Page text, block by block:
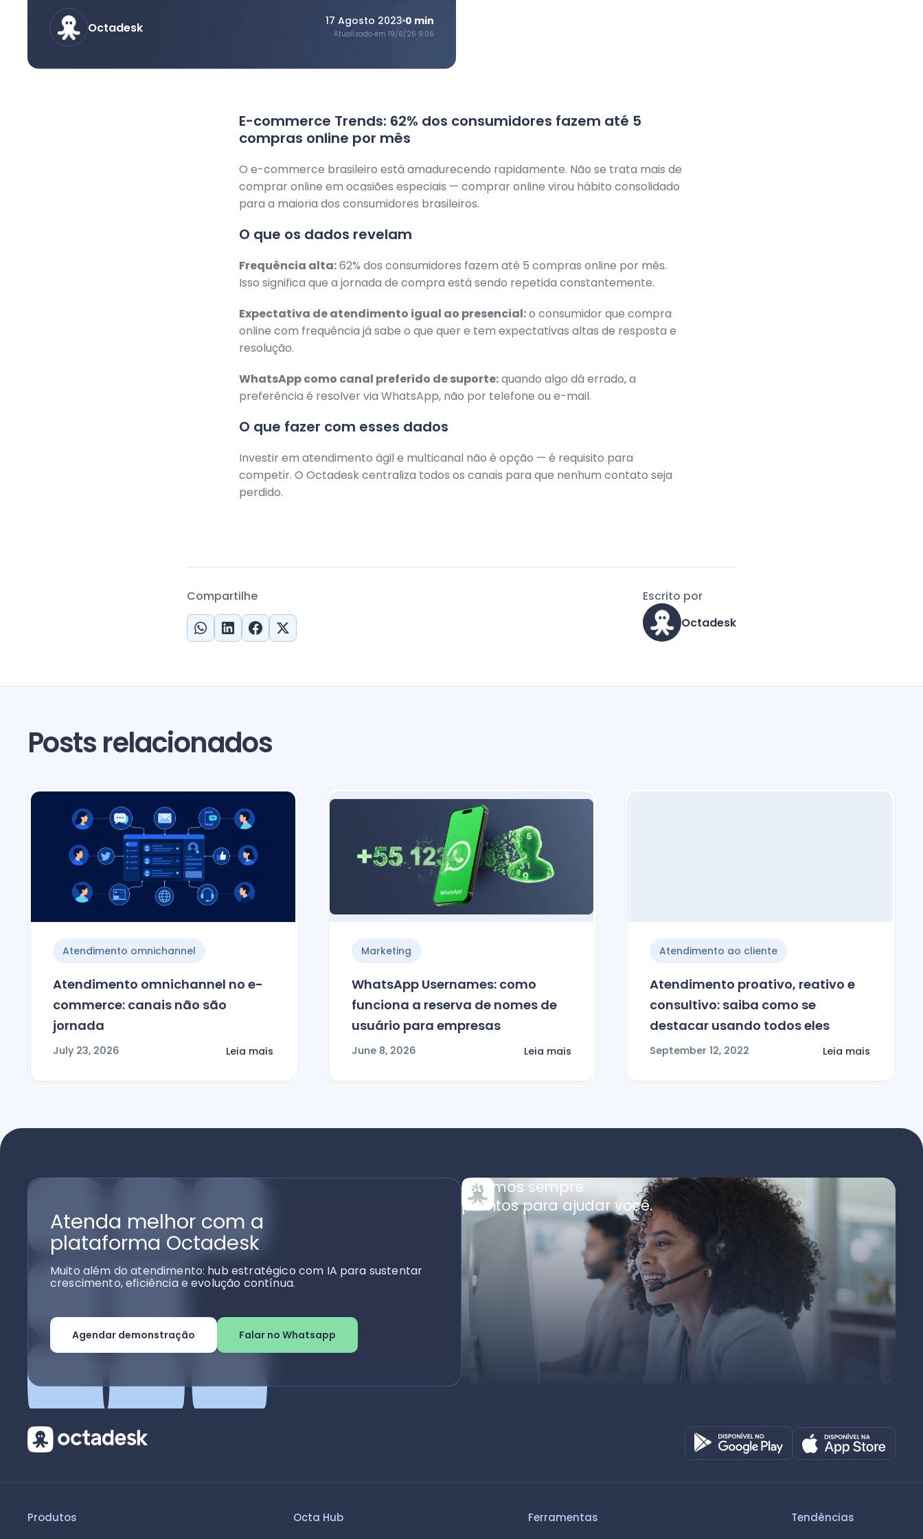
Octadesk 17 Agosto 2023 0 min
Atualizado em 19/6/26 9:06
E-commerce Trends: 62% dos consumidores fazem até 5
compras online por mês
O e-commerce brasileiro está amadurecendo rapidamente. Não se trata mais de
comprar online em ocasiões especiais — comprar online virou hábito consolidado
para a maioria dos consumidores brasileiros.
O que os dados revelam
Frequência alta:62% dos consumidores fazem até 5 compras online por mês.
Isso significa que a jornada de compra está sendo repetida constantemente.
Expectativa de atendimento igual ao presencial:o consumidor que compra
online com frequência já sabe o que quer e tem expectativas altas de resposta e
resolução.
WhatsApp como canal preferido de suporte:quando algo dá errado, a
preferência é resolver via WhatsApp, não por telefone ou e-mail.
O que fazer com esses dados
Investir em atendimento ágil e multicanal não é opção — é requisito para
competir. O Octadesk centraliza todos os canais para que nenhum contato seja
perdido.
Compartilhe
Escrito por
Octadesk
Posts relacionados
Atendimento omnichannel
Atendimento omnichannel no e-
commerce: canais não são
jornada
July 23, 2026 Leia mais
Marketing
WhatsApp Usernames: como
funciona a reserva de nomes de
usuário para empresas
June 8, 2026 Leia mais
Atendimento ao cliente
Atendimento proativo, reativo e
consultivo: saiba como se
destacar usando todos eles
September 12, 2022 Leia mais
Atenda melhor com a
plataforma Octadesk
Muito além do atendimento: hub estratégico com IA para sustentar
crescimento, eficiência e evolução contínua.
Agendar demonstração Falar no Whatsapp
Estamos sempre
prontos para ajudar você.
Produtos
Octa Hub
Ferramentas
Tendências
Octadesk
Online agora